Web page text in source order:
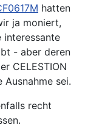
hatten
ja moniert,
interessante
- aber deren
CELESTION
Ausnahme sei.
recht